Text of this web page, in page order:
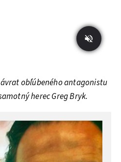
obľúbeného antagonistu
herec Greg Bryk.